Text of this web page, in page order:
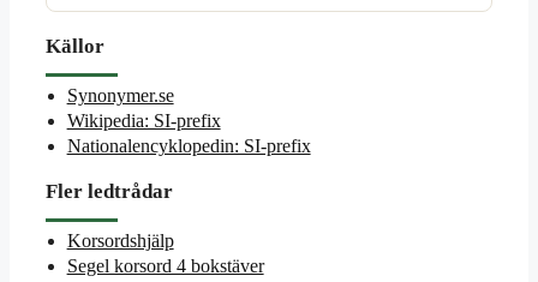
Källor
Synonymer.se
Wikipedia: SI-prefix
Nationalencyklopedin: SI-prefix
Fler ledtrådar
Korsordshjälp
Segel korsord 4 bokstäver